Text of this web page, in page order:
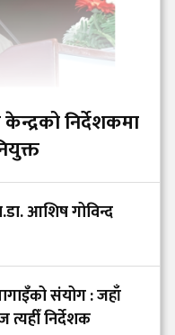
निर्देशकमा
आशिष गोविन्द
संयोग : जहाँ
निर्देशक